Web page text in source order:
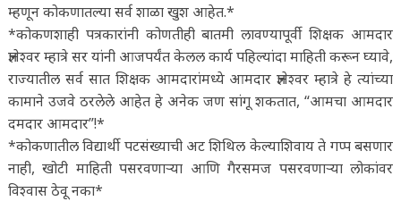
म्हणून कोकणातल्या सर्व शाळा खुश आहेत.*
*कोकणशाही पत्रकारांनी कोणतीही बातमी लावण्यापूर्वी शिक्षक आमदार
ज्ञानेश्वर म्हात्रे सर यांनी आजपर्यंत केलल कार्य पहिल्यांदा माहिती करून घ्यावे,
राज्यातील सर्व सात शिक्षक आमदारांमध्ये आमदार ज्ञानेश्वर म्हात्रे हे त्यांच्या
कामाने उजवे ठरलेले आहेत हे अनेक जण सांगू शकतात, “आमचा आमदार
दमदार आमदार”!*
*कोकणातील विद्यार्थी पटसंख्याची अट शिथिल केल्याशिवाय ते गप्प बसणार
नाही, खोटी माहिती पसरवणाऱ्या आणि गैरसमज पसरवणाऱ्या लोकांवर
विश्वास ठेवू नका*